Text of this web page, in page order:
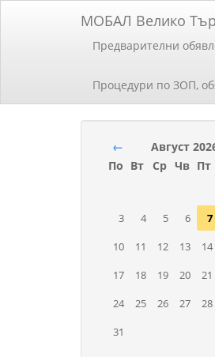
МОБАЛ Велико
Предварителни
Процедури по ЗОП,
← Август
По Вт Ср Чв Пт
3
4 5 6 7
10
11 12 13 14
17
18 19 20 21
24
25 26 27 28
31